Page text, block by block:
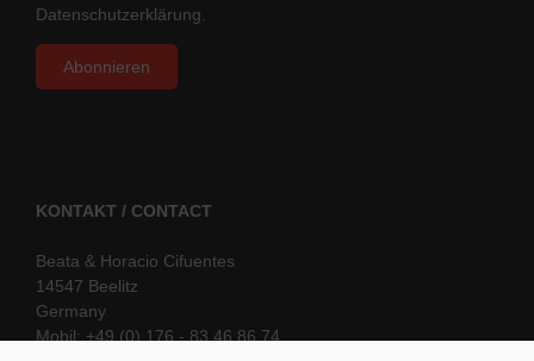
Datenschutzerklärung.
KONTAKT / CONTACT
Beata & Horacio Cifuentes
14547 Beelitz
Germany
Mobil: +49 (0) 176 - 83 46 86 74